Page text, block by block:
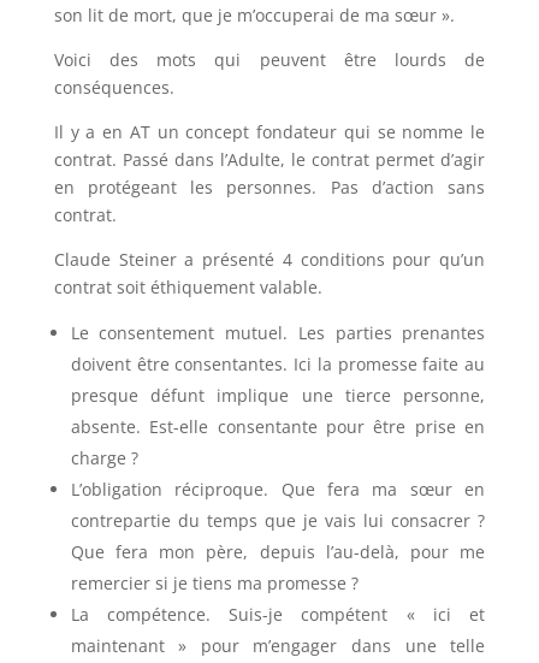
son lit de mort, que je m’occuperai de ma sœur ».
Voici des mots qui peuvent être lourds de
conséquences.
Il y a en AT un concept fondateur qui se nomme le
contrat. Passé dans l’Adulte, le contrat permet d’agir
en protégeant les personnes. Pas d’action sans
contrat.
Claude Steiner a présenté 4 conditions pour qu’un
contrat soit éthiquement valable.
Le consentement mutuel. Les parties prenantes
doivent être consentantes. Ici la promesse faite au
presque défunt implique une tierce personne,
absente. Est-elle consentante pour être prise en
charge ?
L’obligation réciproque. Que fera ma sœur en
contrepartie du temps que je vais lui consacrer ?
Que fera mon père, depuis l’au-delà, pour me
remercier si je tiens ma promesse ?
La compétence. Suis-je compétent « ici et
maintenant » pour m’engager dans une telle